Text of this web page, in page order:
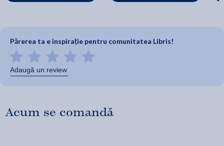
Părerea ta e inspirație pentru comunitatea Libris!
Adaugă un review
Acum se comandă